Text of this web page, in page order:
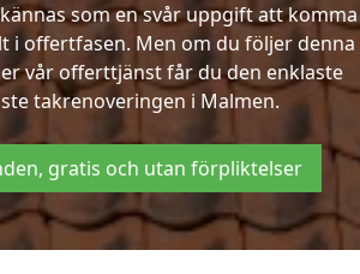
som en svår uppgift att komma
i offertfasen. Men om du följer denna
vår offerttjänst får du den enklaste
takrenoveringen i Malmen.
gratis och utan förpliktelser